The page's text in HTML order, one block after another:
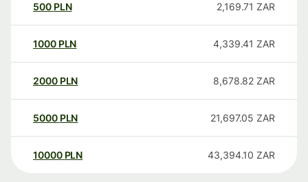
500 PLN 2,169.71 ZAR
1000 PLN 4,339.41 ZAR
2000 PLN 8,678.82 ZAR
5000 PLN 21,697.05 ZAR
10000 PLN 43,394.10 ZAR